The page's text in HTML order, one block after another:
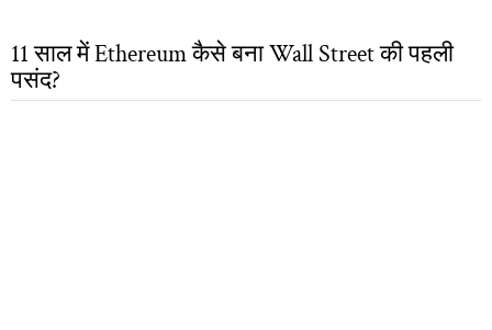
11 साल में Ethereum कैसे बना Wall Street की पहली
पसंद?